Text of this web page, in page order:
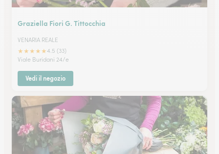
Graziella Fiori G. Tittocchia
VENARIA REALE
★★★★★4.5 (33)
Viale Buridani 24/e
Vedi il negozio